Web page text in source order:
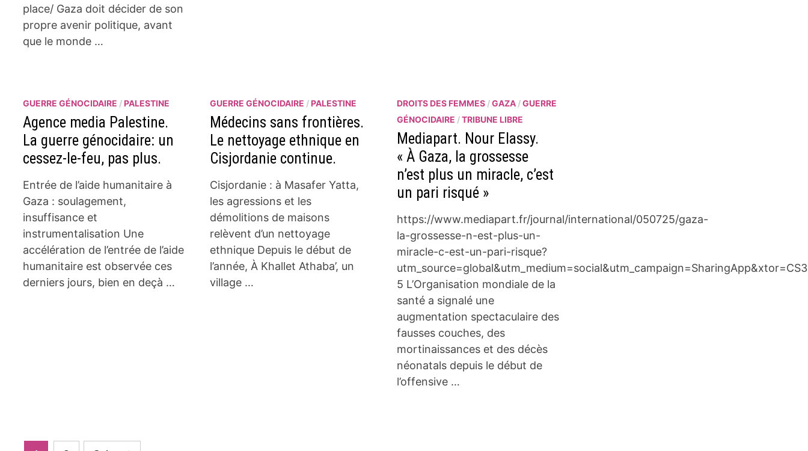
place/ Gaza doit décider de son
propre avenir politique, avant
que le monde …
GUERRE GÉNOCIDAIRE / PALESTINE
Agence media Palestine.
La guerre génocidaire: un
cessez-le-feu, pas plus.
Entrée de l’aide humanitaire à
Gaza : soulagement,
insuffisance et
instrumentalisation Une
accélération de l’entrée de l’aide
humanitaire est observée ces
derniers jours, bien en deçà …
GUERRE GÉNOCIDAIRE / PALESTINE
Médecins sans frontières.
Le nettoyage ethnique en
Cisjordanie continue.
Cisjordanie : à Masafer Yatta,
les agressions et les
démolitions de maisons
relèvent d’un nettoyage
ethnique Depuis le début de
l’année, À Khallet Athaba’, un
village …
DROITS DES FEMMES/GAZA/GUERRE
GÉNOCIDAIRE /TRIBUNE LIBRE
Mediapart. Nour Elassy.
« À Gaza, la grossesse
n’est plus un miracle, c’est
un pari risqué »
https://www.mediapart.fr/journal/international/050725/gaza-
la-grossesse-n-est-plus-un-
miracle-c-est-un-pari-risque?
5 L’Organisation mondiale de la
santé a signalé une
augmentation spectaculaire des
fausses couches, des
mortinaissances et des décès
néonatals depuis le début de
l’offensive …